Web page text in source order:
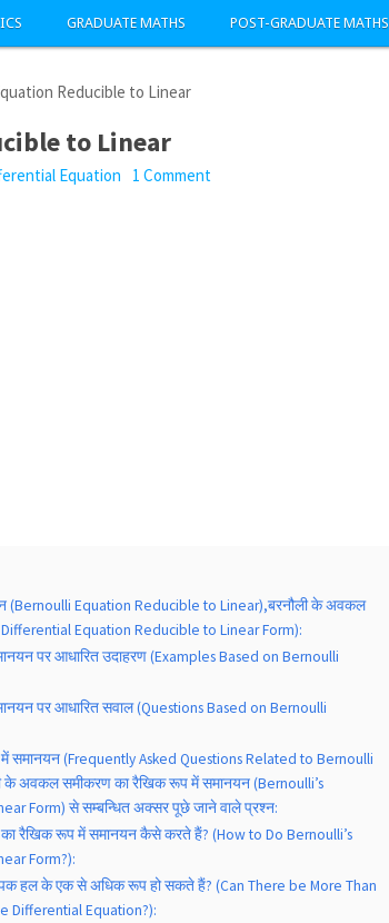
GRADUATE MATHS POST-GRADUATE MATHS
Reducible to Linear
to Linear
Equation 1 Comment
(Bernoulli Equation Reducible to Linear),बरनौली के अवकल
Equation Reducible to Linear Form):
पर आधारित उदाहरण (Examples Based on Bernoulli
पर आधारित सवाल (Questions Based on Bernoulli
समानयन (Frequently Asked Questions Related to Bernoulli
के अवकल समीकरण का रैखिक रूप में समानयन (Bernoulli’s
Form) से सम्बन्धित अक्सर पूछे जाने वाले प्रश्न:
रैखिक रूप में समानयन कैसे करते हैं? (How to Do Bernoulli’s
Form?):
हल के एक से अधिक रूप हो सकते हैं? (Can There be More Than
Differential Equation?):